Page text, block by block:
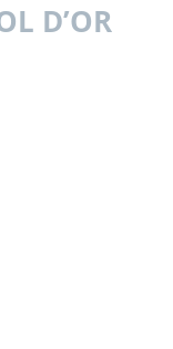
D’OR